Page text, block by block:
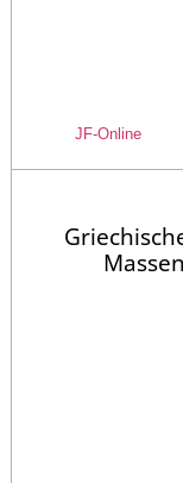
JF-Online